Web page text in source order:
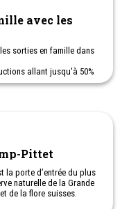
avec 14
Tennis, Via Ferrata et
Beach-Volley,
Parc Accrobranches,
à poney, des
de vins, tir à l’arc et
vie sur l’alpage, le
avec les
sorties en famille dans
allant jusqu'à 50%
de loisirs.
Pittet
la porte d’entrée du plus
naturelle de la Grande
de la flore suisses.